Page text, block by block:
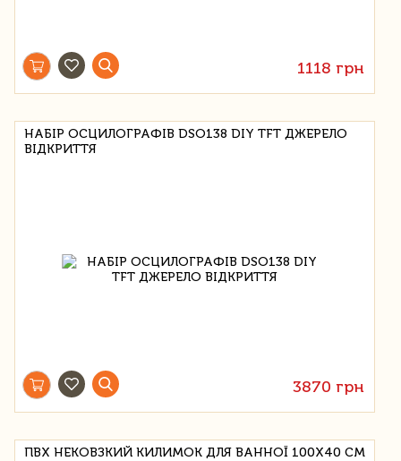
1118 грн
НАБІР ОСЦИЛОГРАФІВ DSO138 DIY TFT ДЖЕРЕЛО
ВІДКРИТТЯ
3870 грн
ПВХ НЕКОВЗКИЙ КИЛИМОК ДЛЯ ВАННОЇ 100X40 СМ